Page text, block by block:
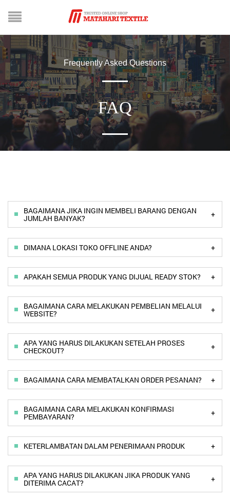
Frequently Asked Questions
FAQ
+
BAGAIMANA JIKA INGIN MEMBELI BARANG DENGAN
JUMLAH BANYAK?
+
DIMANA LOKASI TOKO OFFLINE ANDA?
+
APAKAH SEMUA PRODUK YANG DIJUAL READY STOK?
+
BAGAIMANA CARA MELAKUKAN PEMBELIAN MELALUI
WEBSITE?
+
APA YANG HARUS DILAKUKAN SETELAH PROSES
CHECKOUT?
+
BAGAIMANA CARA MEMBATALKAN ORDER PESANAN?
+
BAGAIMANA CARA MELAKUKAN KONFIRMASI
PEMBAYARAN?
+
KETERLAMBATAN DALAM PENERIMAAN PRODUK
+
APA YANG HARUS DILAKUKAN JIKA PRODUK YANG
DITERIMA CACAT?